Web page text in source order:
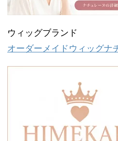
ウィッグブランド
オーダーメイドウィッグナ